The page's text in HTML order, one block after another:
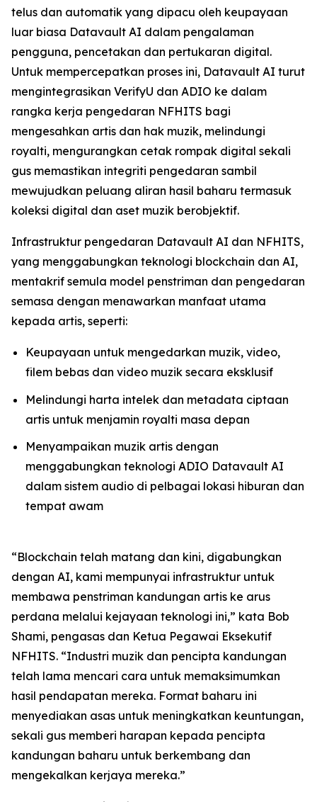
telus dan automatik yang dipacu oleh keupayaan
luar biasa Datavault AI dalam pengalaman
pengguna, pencetakan dan pertukaran digital.
Untuk mempercepatkan proses ini, Datavault AI turut
mengintegrasikan VerifyU dan ADIO ke dalam
rangka kerja pengedaran NFHITS bagi
mengesahkan artis dan hak muzik, melindungi
royalti, mengurangkan cetak rompak digital sekali
gus memastikan integriti pengedaran sambil
mewujudkan peluang aliran hasil baharu termasuk
koleksi digital dan aset muzik berobjektif.
Infrastruktur pengedaran Datavault AI dan NFHITS,
yang menggabungkan teknologi blockchain dan AI,
mentakrif semula model penstriman dan pengedaran
semasa dengan menawarkan manfaat utama
kepada artis, seperti:
Keupayaan untuk mengedarkan muzik, video,
filem bebas dan video muzik secara eksklusif
Melindungi harta intelek dan metadata ciptaan
artis untuk menjamin royalti masa depan
Menyampaikan muzik artis dengan
menggabungkan teknologi ADIO Datavault AI
dalam sistem audio di pelbagai lokasi hiburan dan
tempat awam
“Blockchain telah matang dan kini, digabungkan
dengan AI, kami mempunyai infrastruktur untuk
membawa penstriman kandungan artis ke arus
perdana melalui kejayaan teknologi ini,” kata Bob
Shami, pengasas dan Ketua Pegawai Eksekutif
NFHITS. “Industri muzik dan pencipta kandungan
telah lama mencari cara untuk memaksimumkan
hasil pendapatan mereka. Format baharu ini
menyediakan asas untuk meningkatkan keuntungan,
sekali gus memberi harapan kepada pencipta
kandungan baharu untuk berkembang dan
mengekalkan kerjaya mereka.”